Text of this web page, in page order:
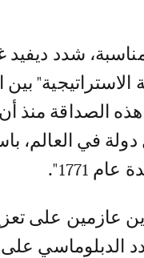
شدد
الاستراتيجية" بين
هذه الصداقة منذ
في العالم،
1771".
عازمين على
الدبلوماسي